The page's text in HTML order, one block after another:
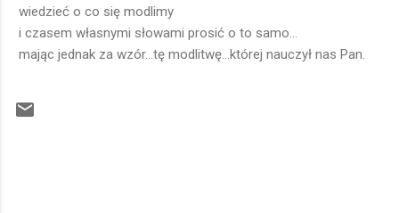
wiedzieć o co się modlimy
i czasem własnymi słowami prosić o to samo...
mając jednak za wzór...tę modlitwę...której nauczył nas Pan.